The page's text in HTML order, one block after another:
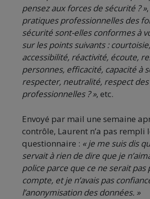
pensez aux forces de sécurité ? »,
pratiques professionnelles des
sécurité sont-elles conformes à
sur les points suivants : courtoisie,
accessibilité, réactivité, écoute,
personnes, efficacité, capacité à
respecter, neutralité, respect
professionnelles ? », etc.
Envoyé par mail une semaine
contrôle, Laurent n’a pas rempli
questionnaire : « je me suis dis
servait à rien de dire que je
police parce que ce ne serait pas
compte, et je n’avais pas
l’anonymisation des données. »